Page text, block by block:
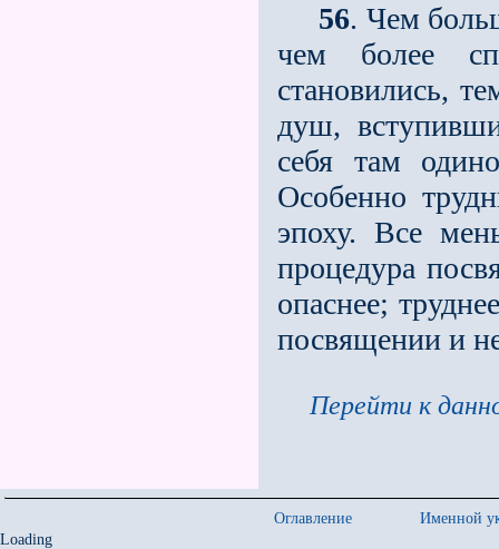
56. Чем
чем более
становились,
душ,
себя там
Особенно
эпоху. Все
процедура
опаснее;
посвящении и
Перейти к
Оглавление
Именной
Loading